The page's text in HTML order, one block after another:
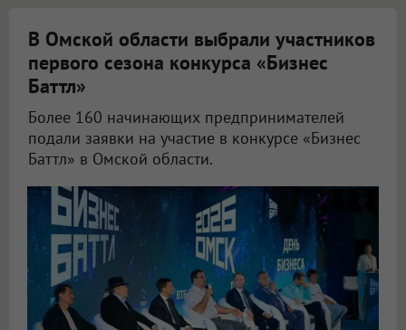
В Омской области выбрали участников
первого сезона конкурса «Бизнес
Баттл»
Более 160 начинающих предпринимателей
подали заявки на участие в конкурсе «Бизнес
Баттл» в Омской области.